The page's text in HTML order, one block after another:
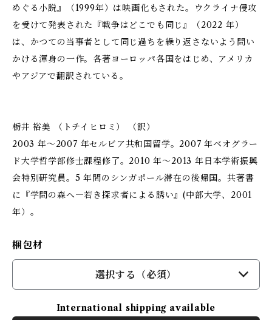
めぐる小説』（1999年）は映画化もされた。ウクライナ侵攻
を受けて発表された『戦争はどこでも同じ』（2022 年）
は、かつての当事者として同じ過ちを繰り返さないよう問い
かける渾身の一作。各著ヨーロッパ各国をはじめ、アメリカ
やアジアで翻訳されている。
栃井 裕美 （トチイヒロミ） （訳）
2003 年～2007 年セルビア共和国留学。2007 年ベオグラー
ド大学哲学部修士課程修了。2010 年～2013 年日本学術振興
会特別研究員。5 年間のシンガポール滞在の後帰国。共著書
に『学問の森へ―若き探求者による誘い』(中部大学、2001
年）。
梱包材
選択する（必須）
International shipping available